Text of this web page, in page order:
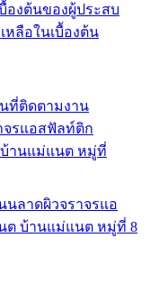
องต้นของผู้ประสบ
ลือในเบื้องต้น
นลาดผิวจราจรแอ
ต บ้านแม่แนต หมู่ที่ 8